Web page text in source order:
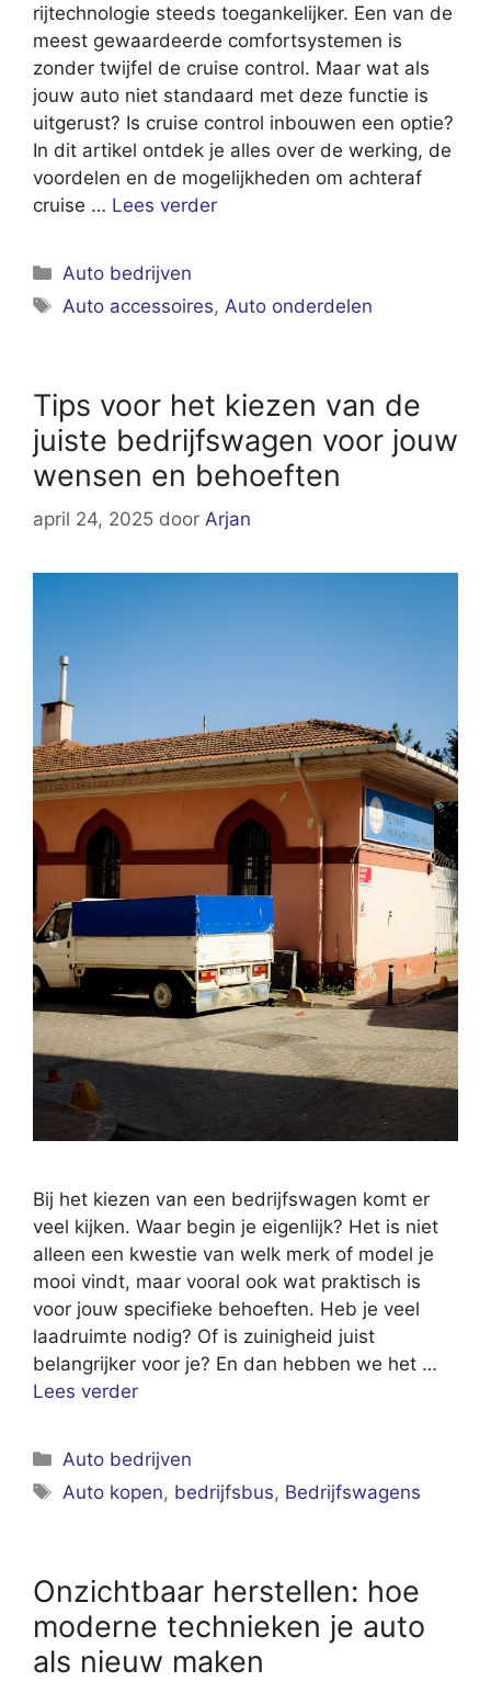
rijtechnologie steeds toegankelijker. Een van de
meest gewaardeerde comfortsystemen is
zonder twijfel de cruise control. Maar wat als
jouw auto niet standaard met deze functie is
uitgerust? Is cruise control inbouwen een optie?
In dit artikel ontdek je alles over de werking, de
voordelen en de mogelijkheden om achteraf
cruise … Lees verder
Categorieën
Auto bedrijven
Tags
Auto accessoires, Auto onderdelen
Tips voor het kiezen van de
juiste bedrijfswagen voor jouw
wensen en behoeften
april 24, 2025 door Arjan
Bij het kiezen van een bedrijfswagen komt er
veel kijken. Waar begin je eigenlijk? Het is niet
alleen een kwestie van welk merk of model je
mooi vindt, maar vooral ook wat praktisch is
voor jouw specifieke behoeften. Heb je veel
laadruimte nodig? Of is zuinigheid juist
belangrijker voor je? En dan hebben we het …
Lees verder
Categorieën
Auto bedrijven
Tags
Auto kopen, bedrijfsbus, Bedrijfswagens
Onzichtbaar herstellen: hoe
moderne technieken je auto
als nieuw maken